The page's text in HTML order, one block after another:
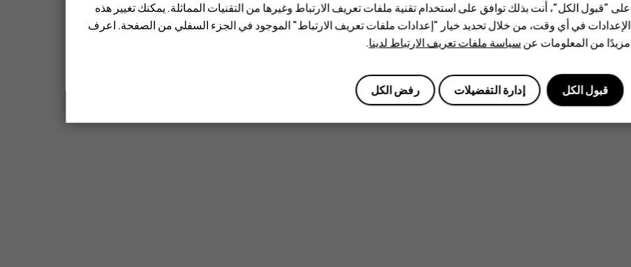
على "قبول الكل"، أنت بذلك توافق على استخدام تقنية ملفات تعريف الارتباط وغيرها من التقنيات المماثلة. يمكنك تغيير هذه
الإعدادات في أي وقت، من خلال تحديد خيار "إعدادات ملفات تعريف الارتباط" الموجود في الجزء السفلي من الصفحة. اعرف
مزيدًا من المعلومات عنسياسة ملفات تعريف الارتباط لدينا.
رفض الكل إدارة التفضيلات قبول الكل